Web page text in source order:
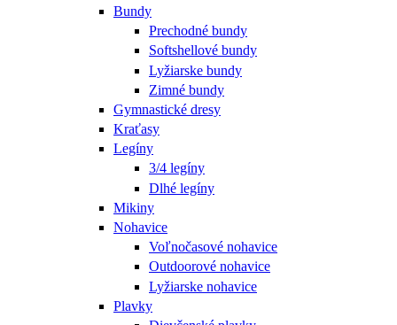
Bundy
Prechodné bundy
Softshellové bundy
Lyžiarske bundy
Zimné bundy
Gymnastické dresy
Kraťasy
Legíny
3/4 legíny
Dlhé legíny
Mikiny
Nohavice
Voľnočasové nohavice
Outdoorové nohavice
Lyžiarske nohavice
Plavky